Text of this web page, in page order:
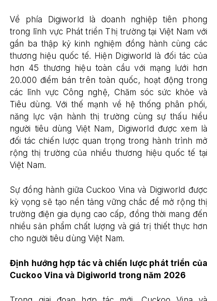
Về phía Digiworld là doanh nghiệp tiên phong
trong lĩnh vực Phát triển Thị trường tại Việt Nam với
gần ba thập kỷ kinh nghiệm đồng hành cùng các
thương hiệu quốc tế. Hiện Digiworld là đối tác của
hơn 45 thương hiệu toàn cầu với mạng lưới hơn
20.000 điểm bán trên toàn quốc, hoạt động trong
các lĩnh vực Công nghệ, Chăm sóc sức khỏe và
Tiêu dùng. Với thế mạnh về hệ thống phân phối,
năng lực vận hành thị trường cùng sự thấu hiểu
người tiêu dùng Việt Nam, Digiworld được xem là
đối tác chiến lược quan trọng trong hành trình mở
rộng thị trường của nhiều thương hiệu quốc tế tại
Việt Nam.
Sự đồng hành giữa Cuckoo Vina và Digiworld được
kỳ vọng sẽ tạo nền tảng vững chắc để mở rộng thị
trường điện gia dụng cao cấp, đồng thời mang đến
nhiều sản phẩm chất lượng và giá trị thiết thực hơn
cho người tiêu dùng Việt Nam.
Định hướng hợp tác và chiến lược phát triển của
Cuckoo Vina và Digiworld trong năm 2026